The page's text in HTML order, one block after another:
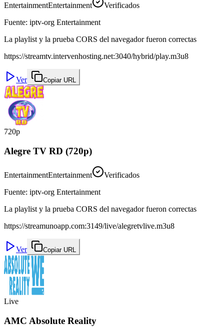
EntertainmentEntertainment
Verificados
Fuente: iptv-org Entertainment
La playlist y la prueba CORS del navegador fueron correctas
https://streamtv.intervenhosting.net:3040/hybrid/play.m3u8
Ver Copiar URL
720p
Alegre TV RD (720p)
EntertainmentEntertainment
Verificados
Fuente: iptv-org Entertainment
La playlist y la prueba CORS del navegador fueron correctas
https://streamunoapp.com:3149/live/alegretvlive.m3u8
Ver Copiar URL
Live
AMC Absolute Reality